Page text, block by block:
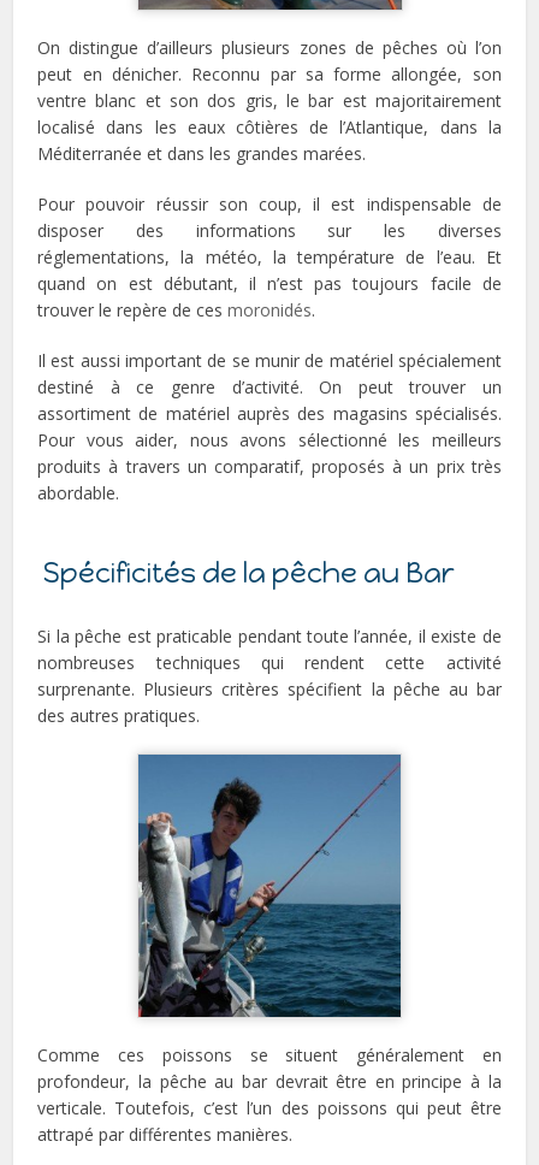
On distingue d’ailleurs plusieurs zones de pêches où l’on
peut en dénicher. Reconnu par sa forme allongée, son
ventre blanc et son dos gris, le bar est majoritairement
localisé dans les eaux côtières de l’Atlantique, dans la
Méditerranée et dans les grandes marées.
Pour pouvoir réussir son coup, il est indispensable de
disposer des informations sur les diverses
réglementations, la météo, la température de l’eau. Et
quand on est débutant, il n’est pas toujours facile de
trouver le repère de cesmoronidés.
Il est aussi important de se munir de matériel spécialement
destiné à ce genre d’activité. On peut trouver un
assortiment de matériel auprès des magasins spécialisés.
Pour vous aider, nous avons sélectionné les meilleurs
produits à travers un comparatif, proposés à un prix très
abordable.
Spécificités de la pêche au Bar
Si la pêche est praticable pendant toute l’année, il existe de
nombreuses techniques qui rendent cette activité
surprenante. Plusieurs critères spécifient la pêche au bar
des autres pratiques.
Comme ces poissons se situent généralement en
profondeur, la pêche au bar devrait être en principe à la
verticale. Toutefois, c’est l’un des poissons qui peut être
attrapé par différentes manières.